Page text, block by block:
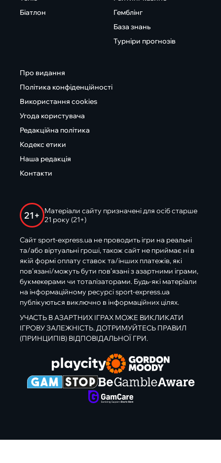
Біатлон
Гемблінг
База знань
Турніри прогнозів
Про видання
Політика конфіденційності
Використання cookies
Угода користувача
Редакційна політика
Кодекс етики
Наша редакція
Контакти
21+
Матеріали сайту призначені для осіб старше
21 року (21+)
Сайт sport-express.ua не проводить ігри на реальні
та/або віртуальні гроші, також сайт не приймає ні в
якій формі оплату ставок та/інших платежів, які
пов’язані/можуть бути пов’язані з азартними іграми,
букмекерами чи тоталізаторами. Будь-які матеріали
на інформаційному ресурсі sport-express.ua
публікуються виключно в інформаційних цілях.
УЧАСТЬ В АЗАРТНИХ ІГРАХ МОЖЕ ВИКЛИКАТИ
ІГРОВУ ЗАЛЕЖНІСТЬ. ДОТРИМУЙТЕСЬ ПРАВИЛ
(ПРИНЦИПІВ) ВІДПОВІДАЛЬНОЇ ГРИ.